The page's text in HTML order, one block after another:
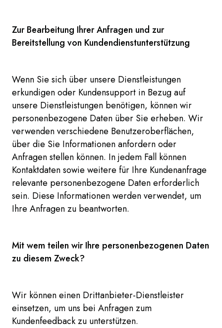
Zur Bearbeitung Ihrer Anfragen und zur
Bereitstellung von Kundendienstunterstützung
Wenn Sie sich über unsere Dienstleistungen
erkundigen oder Kundensupport in Bezug auf
unsere Dienstleistungen benötigen, können wir
personenbezogene Daten über Sie erheben. Wir
verwenden verschiedene Benutzeroberflächen,
über die Sie Informationen anfordern oder
Anfragen stellen können. In jedem Fall können
Kontaktdaten sowie weitere für Ihre Kundenanfrage
relevante personenbezogene Daten erforderlich
sein. Diese Informationen werden verwendet, um
Ihre Anfragen zu beantworten.
Mit wem teilen wir Ihre personenbezogenen Daten
zu diesem Zweck?
Wir können einen Drittanbieter-Dienstleister
einsetzen, um uns bei Anfragen zum
Kundenfeedback zu unterstützen.